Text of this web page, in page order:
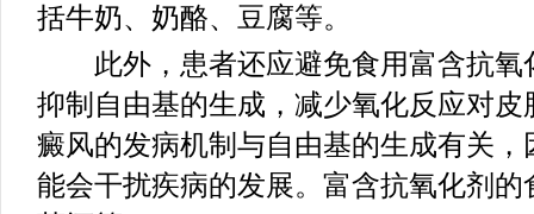
括牛奶、奶酪、豆腐等。
此外，患者还应避免食用富含抗氧
抑制自由基的生成，减少氧化反应对
癜风的发病机制与自由基的生成有关
能会干扰疾病的发展。富含抗氧化剂